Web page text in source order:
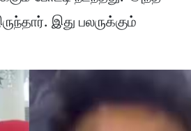
இது பலருக்கும்